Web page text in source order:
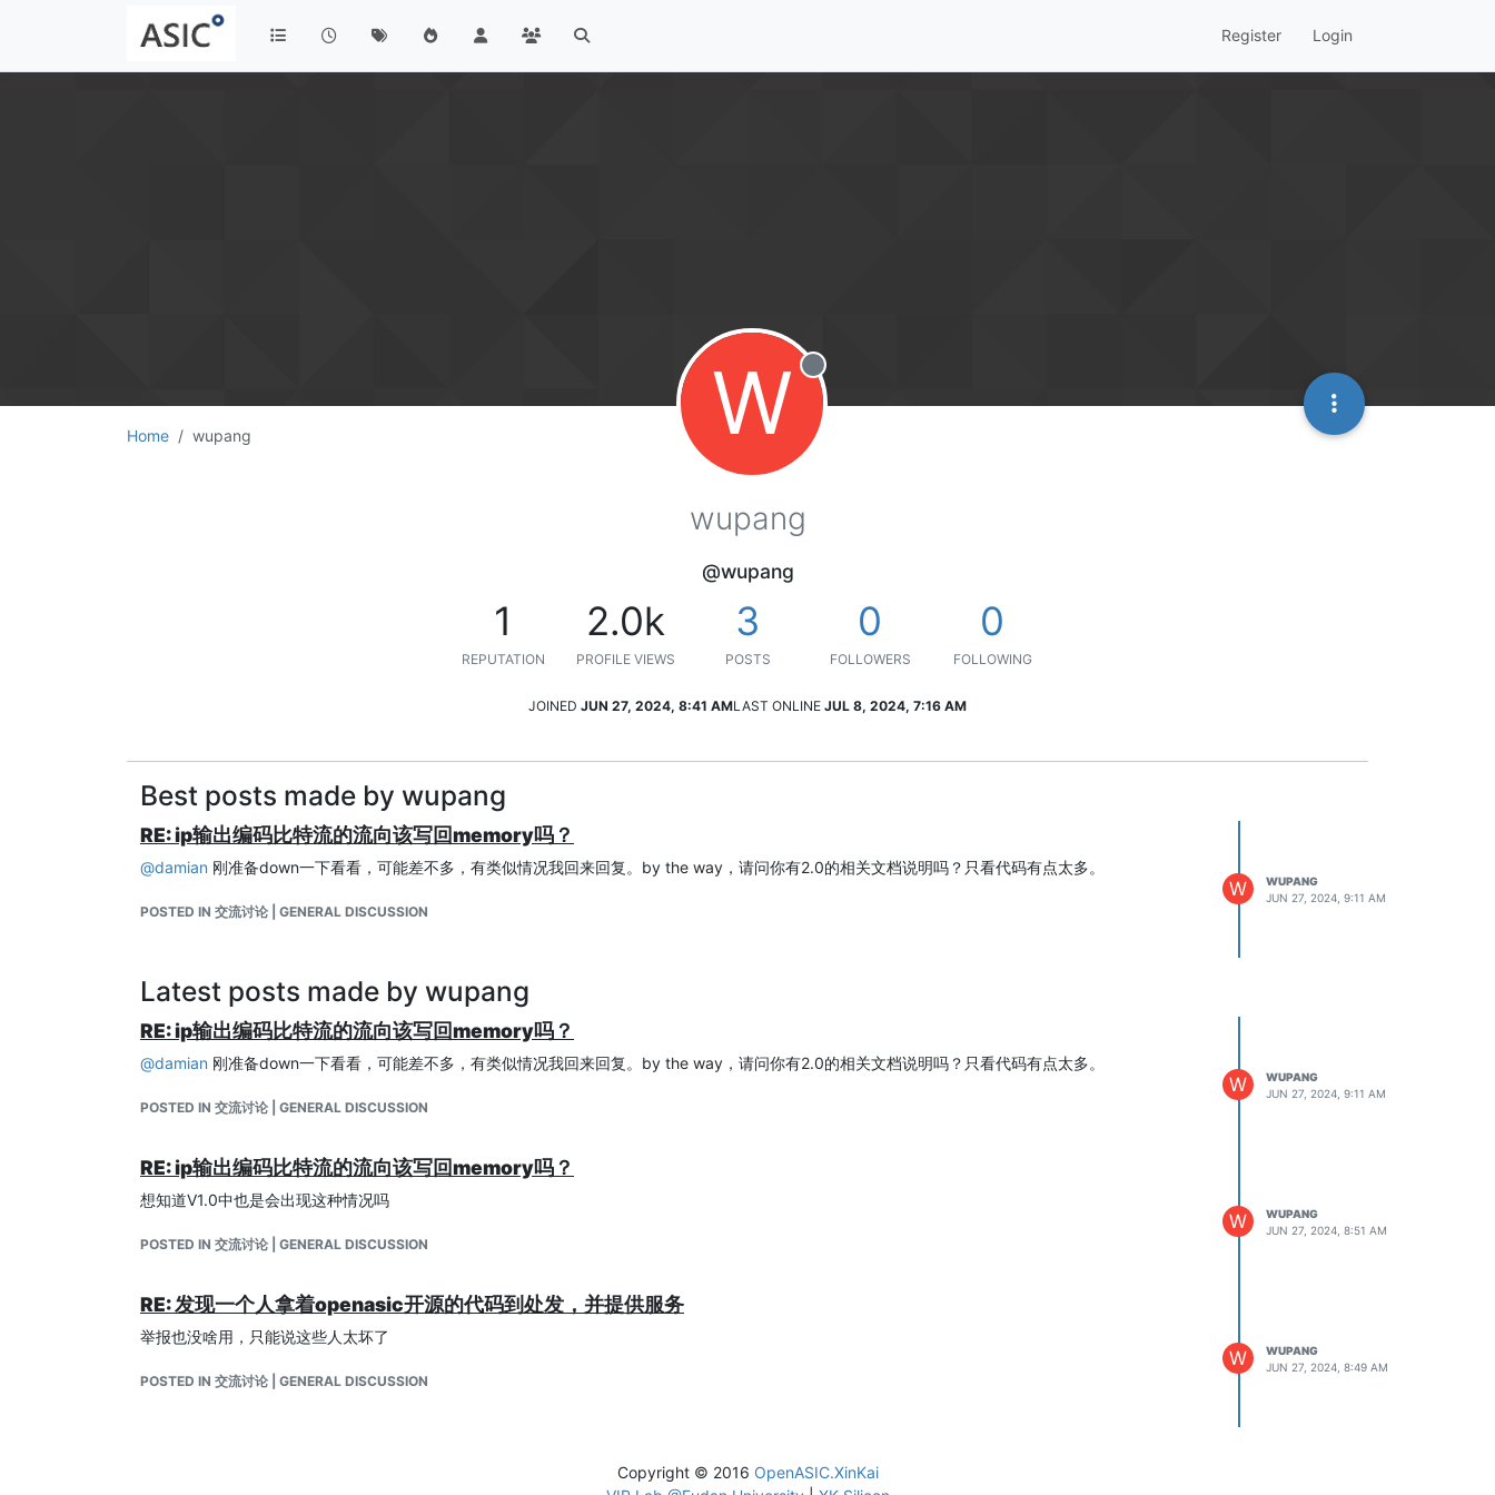
Register Login
Home wupang W Offline
wupang
@wupang
1
REPUTATION
2.0k
PROFILE VIEWS
3
POSTS
0
FOLLOWERS
0
FOLLOWING
JOINED JUN 27, 2024, 8:41 AMLAST ONLINE JUL 8, 2024, 7:16 AM
Best posts made by wupang
RE: ip输出编码比特流的流向该写回memory吗？
@damian 刚准备down一下看看，可能差不多，有类似情况我回来回复。by the way，请问你有2.0的相关文档说明吗？只看代码有点太多。
POSTED IN 交流讨论 | GENERAL DISCUSSION
W
WUPANG
JUN 27, 2024, 9:11 AM
Latest posts made by wupang
RE: ip输出编码比特流的流向该写回memory吗？
@damian 刚准备down一下看看，可能差不多，有类似情况我回来回复。by the way，请问你有2.0的相关文档说明吗？只看代码有点太多。
POSTED IN 交流讨论 | GENERAL DISCUSSION
W
WUPANG
JUN 27, 2024, 9:11 AM
RE: ip输出编码比特流的流向该写回memory吗？
想知道V1.0中也是会出现这种情况吗
POSTED IN 交流讨论 | GENERAL DISCUSSION
W
WUPANG
JUN 27, 2024, 8:51 AM
RE: 发现一个人拿着openasic开源的代码到处发，并提供服务
举报也没啥用，只能说这些人太坏了
POSTED IN 交流讨论 | GENERAL DISCUSSION
W
WUPANG
JUN 27, 2024, 8:49 AM
Copyright © 2016 OpenASIC.XinKai